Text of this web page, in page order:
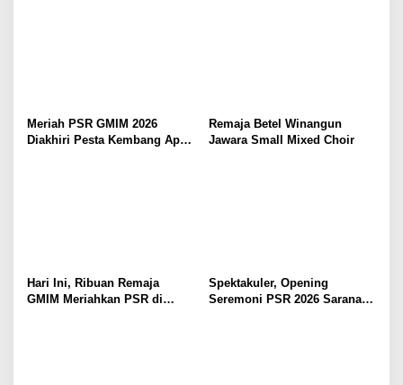
Meriah PSR GMIM 2026
Diakhiri Pesta Kembang Api,
Remaja Betel Winangun
Jawara Small Mixed Choir
Hari Ini, Ribuan Remaja
GMIM Meriahkan PSR di
Spektakuler, Opening
Seremoni PSR 2026 Sarana